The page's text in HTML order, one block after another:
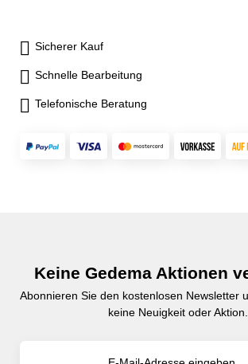
Sicherer Kauf
Schnelle Bearbeitung
Telefonische Beratung
Keine Gedema Aktionen
Abonnieren Sie den kostenlosen Newsletter
keine Neuigkeit oder Aktion.